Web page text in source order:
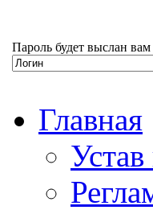
Пароль будет выслан
Главная
Устав